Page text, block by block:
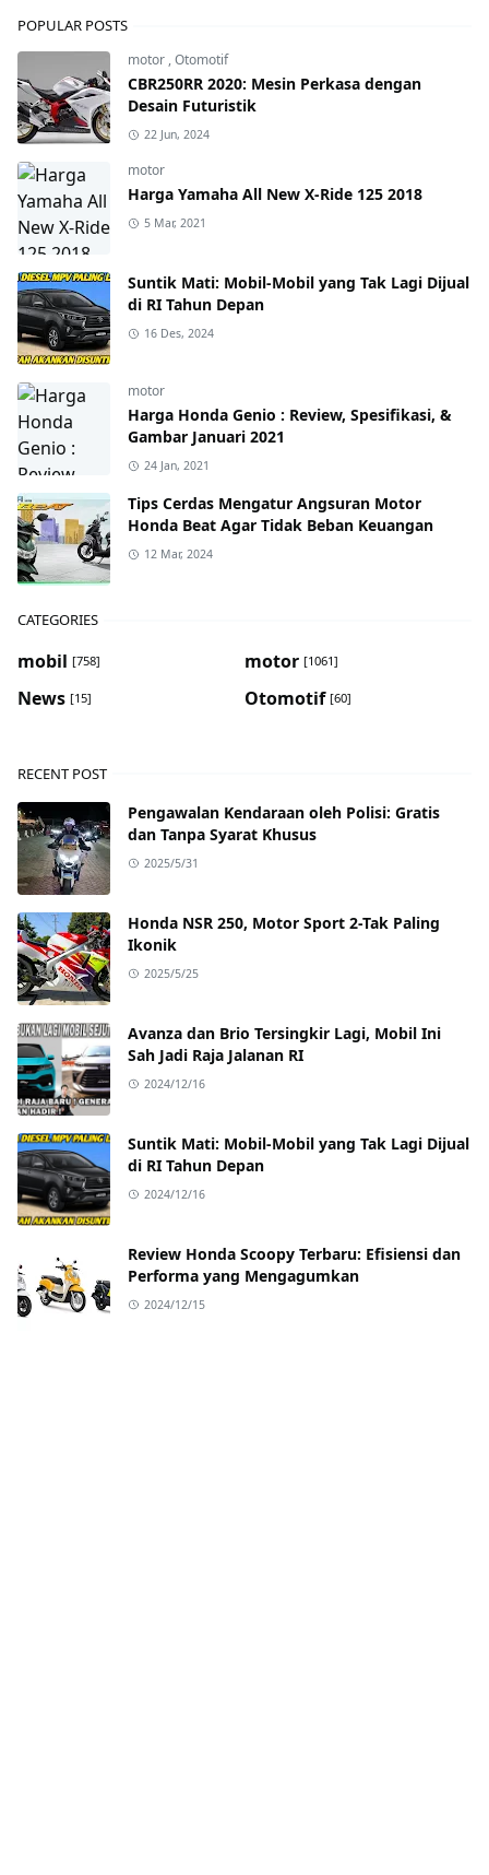
POPULAR POSTS
motor ,Otomotif
CBR250RR 2020: Mesin Perkasa dengan
Desain Futuristik
22 Jun, 2024
motor
Harga Yamaha All New X-Ride 125 2018
5 Mar, 2021
Suntik Mati: Mobil-Mobil yang Tak Lagi Dijual
di RI Tahun Depan
16 Des, 2024
motor
Harga Honda Genio : Review, Spesifikasi, &
Gambar Januari 2021
24 Jan, 2021
Tips Cerdas Mengatur Angsuran Motor
Honda Beat Agar Tidak Beban Keuangan
12 Mar, 2024
CATEGORIES
mobil [758] motor [1061]
News [15] Otomotif [60]
RECENT POST
Pengawalan Kendaraan oleh Polisi: Gratis
dan Tanpa Syarat Khusus
2025/5/31
Honda NSR 250, Motor Sport 2-Tak Paling
Ikonik
2025/5/25
Avanza dan Brio Tersingkir Lagi, Mobil Ini
Sah Jadi Raja Jalanan RI
2024/12/16
Suntik Mati: Mobil-Mobil yang Tak Lagi Dijual
di RI Tahun Depan
2024/12/16
Review Honda Scoopy Terbaru: Efisiensi dan
Performa yang Mengagumkan
2024/12/15